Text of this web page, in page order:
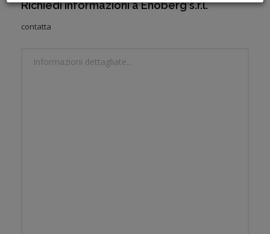
Richiedi informazioni a Enoberg s.r.l.
contatta